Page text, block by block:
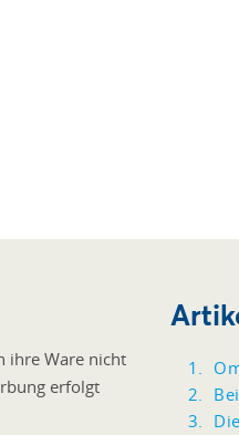
ihre Ware nicht
erfolgt